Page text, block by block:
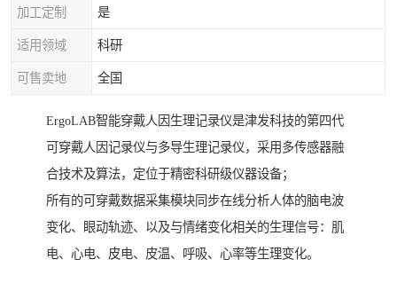
加工定制 是
适用领域 科研
可售卖地 全国
ErgoLAB智能穿戴人因生理记录仪是津发科技的第四代
可穿戴人因记录仪与多导生理记录仪，采用多传感器融
合技术及算法，定位于精密科研级仪器设备；
所有的可穿戴数据采集模块同步在线分析人体的脑电波
变化、眼动轨迹、以及与情绪变化相关的生理信号：肌
电、心电、皮电、皮温、呼吸、心率等生理变化。